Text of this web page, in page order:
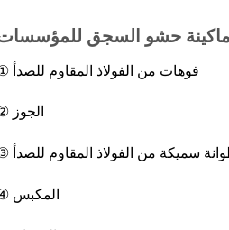
لماكينة حشو السجق
② الجوز
سميكة من الفولاذ المقاوم للصدأ
④ المكبس